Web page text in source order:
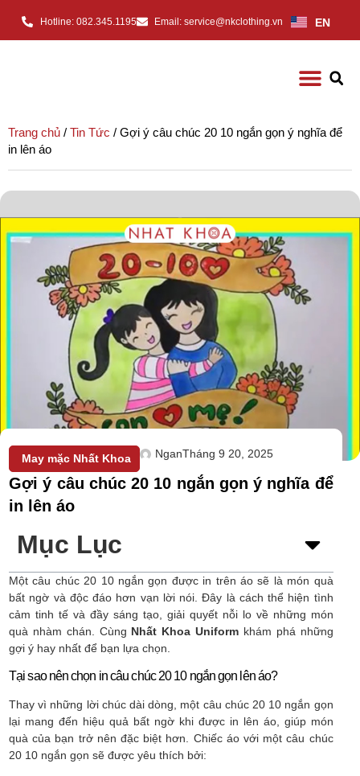
Hotline: 082.345.1195 Email: service@nkclothing.vn EN
Trang chủ / Tin Tức / Gợi ý câu chúc 20 10 ngắn gọn ý nghĩa để
in lên áo
May mặc Nhất Khoa NganTháng 9 20, 2025
Gợi ý câu chúc 20 10 ngắn gọn ý nghĩa để
in lên áo
Mục Lục
Một câu chúc 20 10 ngắn gọn được in trên áo sẽ là món quà
bất ngờ và độc đáo hơn vạn lời nói. Đây là cách thể hiện tình
cảm tinh tế và đầy sáng tạo, giải quyết nỗi lo về những món
quà nhàm chán. Cùng Nhất Khoa Uniform khám phá những
gợi ý hay nhất để bạn lựa chọn.
Tại sao nên chọn in câu chúc 20 10 ngắn gọn lên áo?
Thay vì những lời chúc dài dòng, một câu chúc 20 10 ngắn gọn
lại mang đến hiệu quả bất ngờ khi được in lên áo, giúp món
quà của bạn trở nên đặc biệt hơn. Chiếc áo với một câu chúc
20 10 ngắn gọn sẽ được yêu thích bởi: